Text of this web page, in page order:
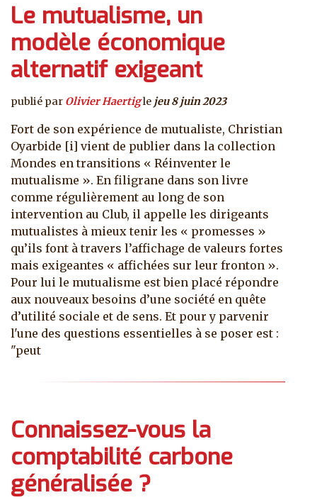
Le mutualisme, un
modèle économique
alternatif exigeant
publié par Olivier Haertigle jeu 8 juin 2023
Fort de son expérience de mutualiste, Christian
Oyarbide [i] vient de publier dans la collection
Mondes en transitions « Réinventer le
mutualisme ». En filigrane dans son livre
comme régulièrement au long de son
intervention au Club, il appelle les dirigeants
mutualistes à mieux tenir les « promesses »
qu’ils font à travers l’affichage de valeurs fortes
mais exigeantes « affichées sur leur fronton ».
Pour lui le mutualisme est bien placé répondre
aux nouveaux besoins d’une société en quête
d’utilité sociale et de sens. Et pour y parvenir
l'une des questions essentielles à se poser est :
"peut
Connaissez-vous la
comptabilité carbone
généralisée ?